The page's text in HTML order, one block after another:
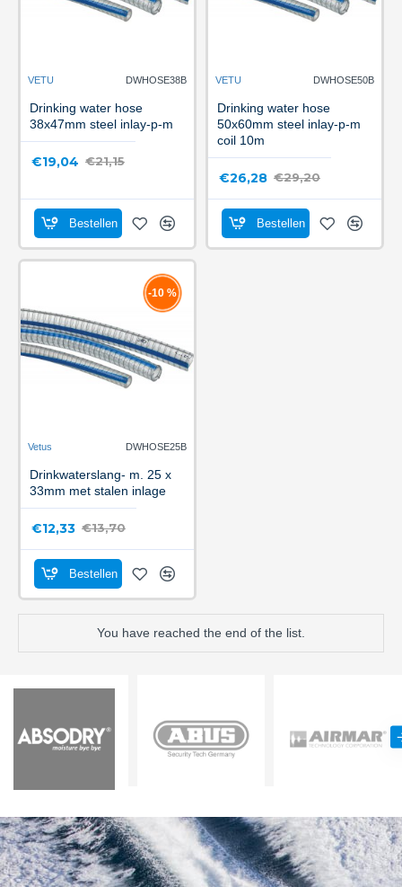
VETU DWHOSE38B
Drinking water hose
38x47mm steel inlay-p-m
€19,04 €21,15
Bestellen
VETU DWHOSE50B
Drinking water hose
50x60mm steel inlay-p-m
coil 10m
€26,28 €29,20
Bestellen
-10 %
Vetus DWHOSE25B
Drinkwaterslang- m. 25 x
33mm met stalen inlage
€12,33 €13,70
Bestellen
You have reached the end of the list.